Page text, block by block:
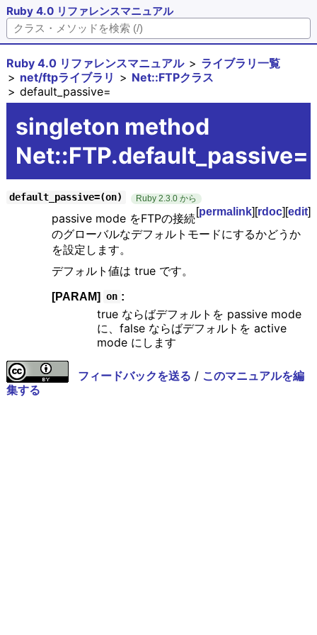
Ruby 4.0 リファレンスマニュアル
Ruby 4.0 リファレンスマニュアル
ライブラリ一覧
net/ftpライブラリ
Net::FTPクラス
default_passive=
singleton method
Net::FTP.default_passive=
default_passive=(on) Ruby 2.3.0 から
[permalink][rdoc][edit]
passive mode をFTPの接続
のグローバルなデフォルトモードにするかどうか
を設定します。
デフォルト値は true です。
[PARAM] on :
true ならばデフォルトを passive mode
に、false ならばデフォルトを active
mode にします
フィードバックを送る / このマニュアルを編
集する